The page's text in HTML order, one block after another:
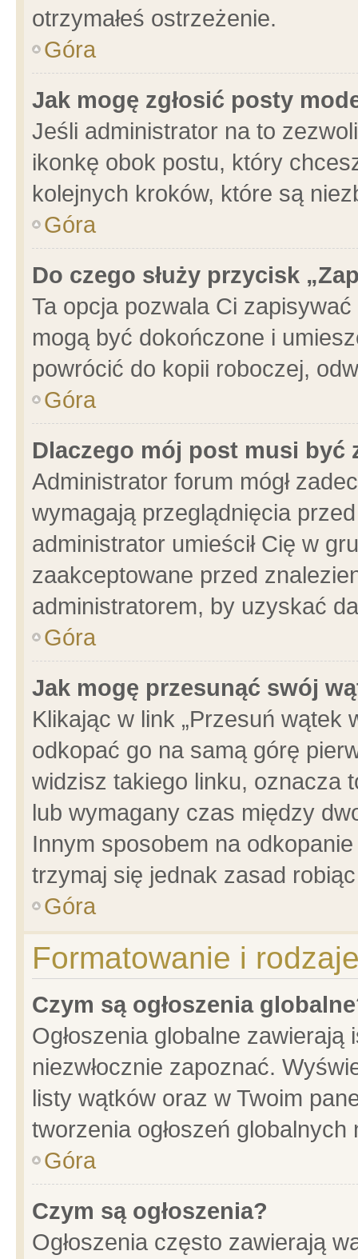
otrzymałeś ostrzeżenie.
Góra
Jak mogę zgłosić posty
Jeśli administrator na to
ikonkę obok postu, który
kolejnych kroków, które są
Góra
Do czego służy przycisk
Ta opcja pozwala Ci
mogą być dokończone i
powrócić do kopii roboczej,
Góra
Dlaczego mój post musi być
Administrator forum mógł
wymagają przeglądnięcia
administrator umieścił Cię w
zaakceptowane przed
administratorem, by uzyskać
Góra
Jak mogę przesunąć swój
Klikając w link „Przesuń wątek
odkopać go na samą górę
widzisz takiego linku, oznacza
lub wymagany czas między
Innym sposobem na
trzymaj się jednak zasad
Góra
Formatowanie i
Czym są ogłoszenia
Ogłoszenia globalne
niezwłocznie zapoznać.
listy wątków oraz w Twoim
tworzenia ogłoszeń
Góra
Czym są ogłoszenia?
Ogłoszenia często zawierają